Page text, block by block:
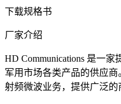
下载规格书
厂家介绍
HD Communications 是一
军用市场各类产品的供应
射频微波业务，提供广泛的